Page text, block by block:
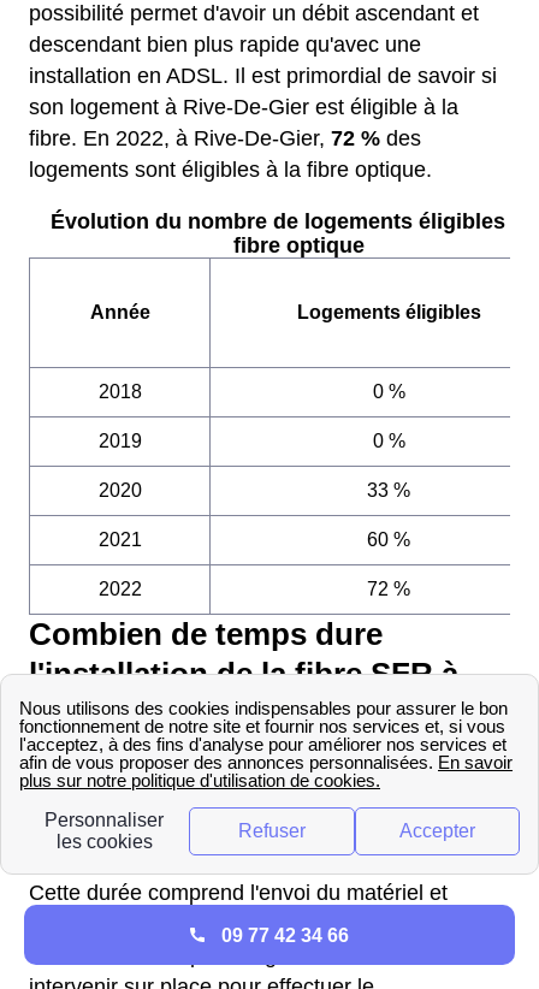
possibilité permet d'avoir un débit ascendant et
descendant bien plus rapide qu'avec une
installation en ADSL. Il est primordial de savoir si
son logement à Rive-De-Gier est éligible à la
fibre. En 2022, à Rive-De-Gier, 72 % des
logements sont éligibles à la fibre optique.
Évolution du nombre de logements éligibles à
fibre optique
Année Logements éligibles
2018 0 %
2019 0 %
2020 33 %
2021 60 %
2022 72 %
Combien de temps dure
l'installation de la fibre SFR à
Rive-De-Gier ?
Les délais pour installer ou activer la fibre SFR à
semaines entre le moment de la souscription et
l'activation effective de l'offre fibre.
Cette durée comprend l'envoi du matériel et
l'activation de la ligne fibre par SFR. Cette durée
09 77 42 34 66